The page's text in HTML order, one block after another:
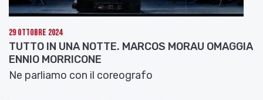
29 Ottobre 2024
TUTTO IN UNA NOTTE. MARCOS MORAU OMAGGIA
ENNIO MORRICONE
Ne parliamo con il coreografo